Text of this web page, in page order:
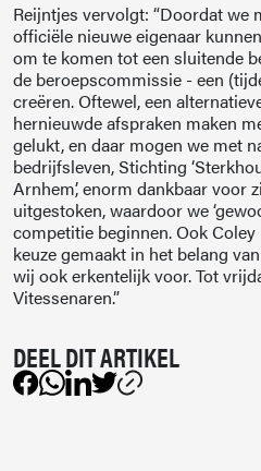
Reijntjes vervolgt: “Doordat we
officiële nieuwe eigenaar
om te komen tot een sluitende
de beroepscommissie - een
creëren. Oftewel, een
hernieuwde afspraken maken
gelukt, en daar mogen we met
bedrijfsleven, Stichting
Arnhem’, enorm dankbaar voor
uitgestoken, waardoor we
competitie beginnen. Ook
keuze gemaakt in het belang
wij ook erkentelijk voor. Tot
Vitessenaren.”